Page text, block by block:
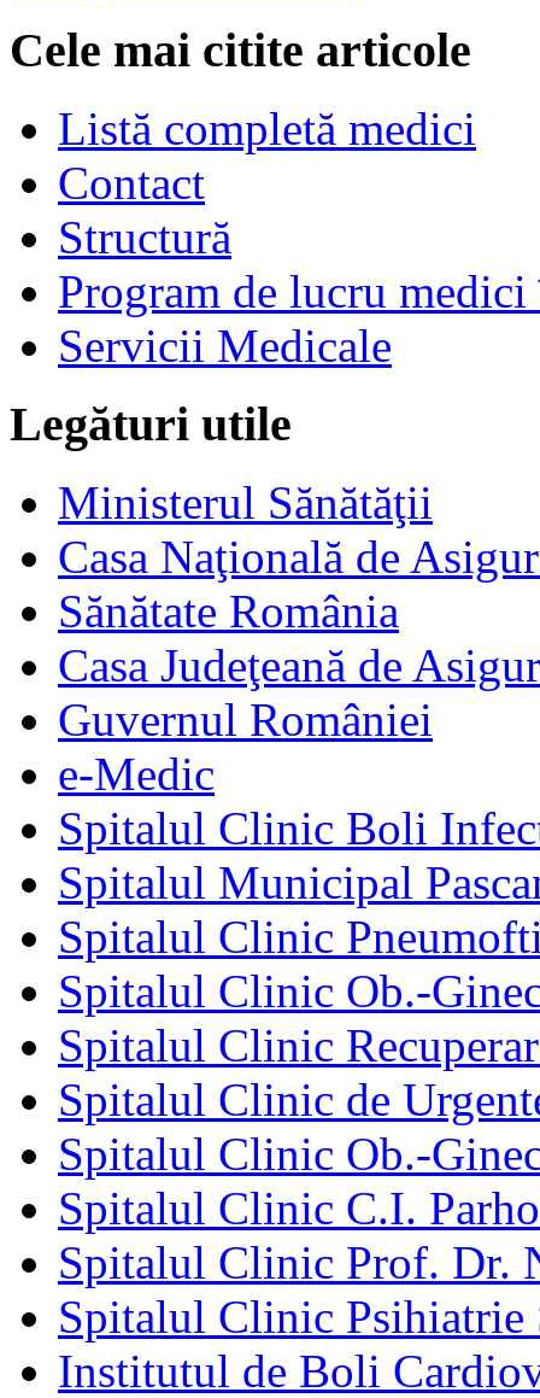
Cele mai citite articole
Listă completă medici
Contact
Structură
Program de lucru
Servicii Medicale
Legături utile
Ministerul Sănătăţii
Casa Naţională de
Sănătate România
Casa Judeţeană de
Guvernul României
e-Medic
Spitalul Clinic Boli
Spitalul Municipal
Spitalul Clinic
Spitalul Clinic Ob.-
Spitalul Clinic
Spitalul Clinic de
Spitalul Clinic Ob.-
Spitalul Clinic C.I.
Spitalul Clinic Prof. Dr.
Spitalul Clinic Psihiatrie
Institutul de Boli